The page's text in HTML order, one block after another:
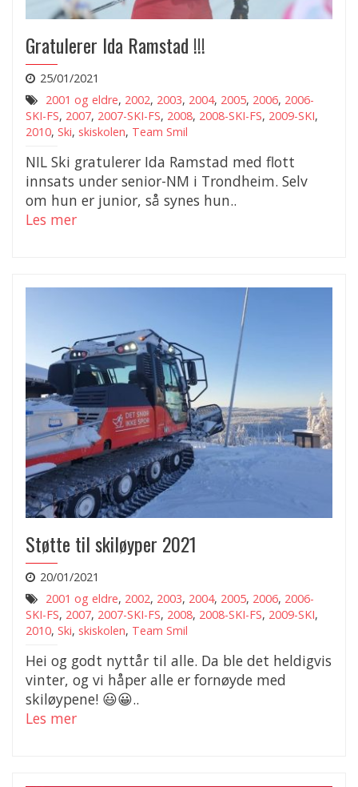
Gratulerer Ida Ramstad !!!
25/01/2021
2001 og eldre, 2002, 2003, 2004, 2005, 2006, 2006-
SKI-FS, 2007, 2007-SKI-FS, 2008, 2008-SKI-FS, 2009-SKI,
2010, Ski, skiskolen, Team Smil
NIL Ski gratulerer Ida Ramstad med flott
innsats under senior-NM i Trondheim. Selv
om hun er junior, så synes hun..
Les mer
Støtte til skiløyper 2021
20/01/2021
2001 og eldre, 2002, 2003, 2004, 2005, 2006, 2006-
SKI-FS, 2007, 2007-SKI-FS, 2008, 2008-SKI-FS, 2009-SKI,
2010, Ski, skiskolen, Team Smil
Hei og godt nyttår til alle. Da ble det heldigvis
vinter, og vi håper alle er fornøyde med
skiløypene! 😃😀..
Les mer